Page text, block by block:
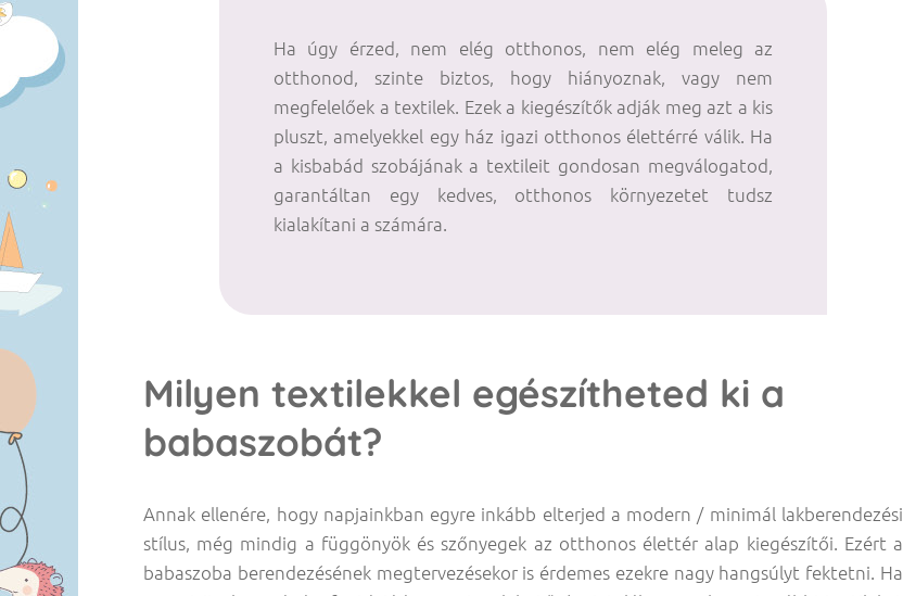
Ha úgy érzed, nem elég otthonos, nem elég meleg az
otthonod, szinte biztos, hogy hiányoznak, vagy nem
megfelelőek a textilek. Ezek a kiegészítők adják meg azt a kis
pluszt, amelyekkel egy ház igazi otthonos élettérré válik. Ha
a kisbabád szobájának a textileit gondosan megválogatod,
garantáltan egy kedves, otthonos környezetet tudsz
kialakítani a számára.
Milyen textilekkel egészítheted ki a
babaszobát?
Annak ellenére, hogy napjainkban egyre inkább elterjed a modern / minimál lakberendezési
stílus, még mindig a függönyök és szőnyegek az otthonos élettér alap kiegészítői. Ezért a
babaszoba berendezésének megtervezésekor is érdemes ezekre nagy hangsúlyt fektetni. Ha